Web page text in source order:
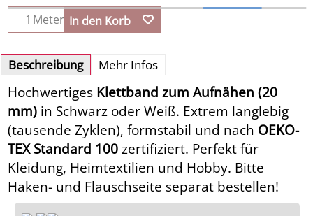
Meter In den Korb
Beschreibung Mehr Infos
Hochwertiges Klettband zum Aufnähen (20
mm) in Schwarz oder Weiß. Extrem langlebig
(tausende Zyklen), formstabil und nach OEKO-
TEX Standard 100zertifiziert. Perfekt für
Kleidung, Heimtextilien und Hobby. Bitte
Haken- und Flauschseite separat bestellen!